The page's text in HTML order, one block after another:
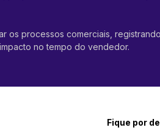
os processos comerciais,
no tempo do vendedor.
Fique por